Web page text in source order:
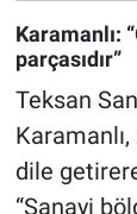
Karamanlı:
parçasıdır”
Teksan
dile
“Sanayi